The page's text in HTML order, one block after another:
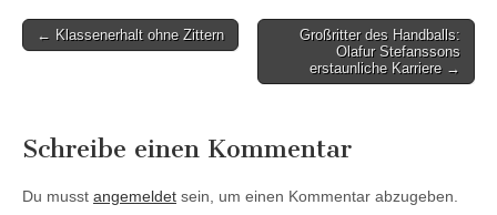
Post
← Klassenerhalt ohne Zittern
Großritter des Handballs:
Olafur Stefanssons
erstaunliche Karriere →
Schreibe einen Kommentar
Du musst angemeldet sein, um einen Kommentar abzugeben.